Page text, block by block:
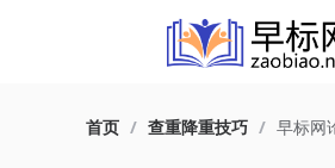
首页 / 查重降重技巧 / 早标网